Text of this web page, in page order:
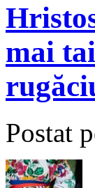
mai
Postat